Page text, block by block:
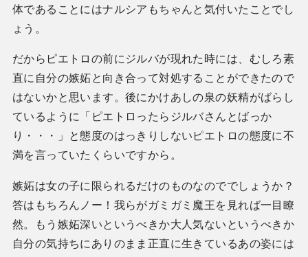
体であることにはナルシアもちゃんと気付いたことでし
ょう。
だからピエトロの前にジルバが現れた時には、むしろ素
直に自分の嫉妬と向き合って対処することができたので
はないかと思います。後にかけあしの泉の妖精がばらし
ているように「ピエトロったらジルバさんとばっか
り・・・」と態度のはっきりしないピエトロの態度に不
満を言っていたくらいですから。
嫉妬は女の子に限られるだけのものなのででしょうか？
答はもちろんノー！我らがガミガミ魔王を見れば一目瞭
然。もう嫉妬深いというべきか大人気ないというべきか
自分の気持ちにありのまま正直に生きているあの姿には